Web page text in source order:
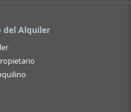
del Alquiler